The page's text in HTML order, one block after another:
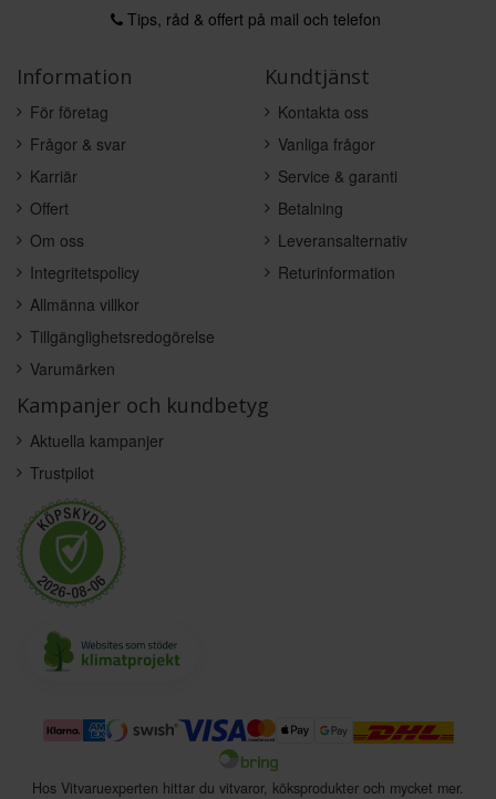
Tips, råd & offert på mail och telefon
Information
För företag
Frågor & svar
Karriär
Offert
Om oss
Integritetspolicy
Allmänna villkor
Tillgänglighetsredogörelse
Varumärken
Kundtjänst
Kontakta oss
Vanliga frågor
Service & garanti
Betalning
Leveransalternativ
Returinformation
Kampanjer och kundbetyg
Aktuella kampanjer
Trustpilot
Hos Vitvaruexperten hittar du vitvaror, köksprodukter och mycket mer.